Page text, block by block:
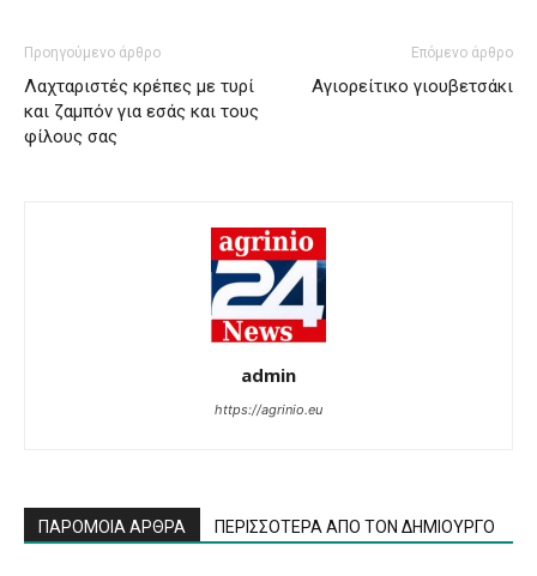
Προηγούμενο άρθρο
Λαχταριστές κρέπες με τυρί
και ζαμπόν για εσάς και τους
φίλους σας
Επόμενο άρθρο
Αγιορείτικο γιουβετσάκι
admin
https://agrinio.eu
ΠΑΡΟΜΟΙΑ ΑΡΘΡΑ ΠΕΡΙΣΣΟΤΕΡΑ ΑΠΟ ΤΟΝ ΔΗΜΙΟΥΡΓΟ